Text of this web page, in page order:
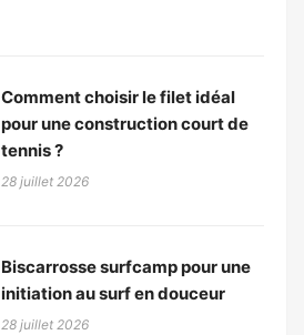
Comment choisir le filet idéal
pour une construction court de
tennis ?
28 juillet 2026
Biscarrosse surfcamp pour une
initiation au surf en douceur
28 juillet 2026